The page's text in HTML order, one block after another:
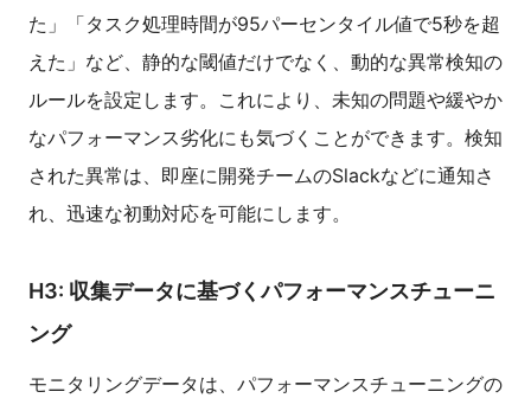
た」「タスク処理時間が95パーセンタイル値で5秒を超
えた」など、静的な閾値だけでなく、動的な異常検知の
ルールを設定します。これにより、未知の問題や緩やか
なパフォーマンス劣化にも気づくことができます。検知
された異常は、即座に開発チームのSlackなどに通知さ
れ、迅速な初動対応を可能にします。
H3: 収集データに基づくパフォーマンスチューニ
ング
モニタリングデータは、パフォーマンスチューニングの